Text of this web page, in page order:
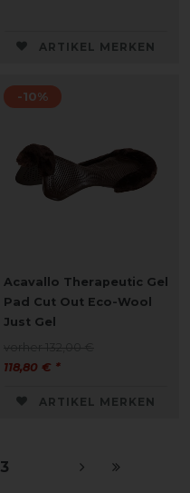
ARTIKEL MERKEN
-10%
Acavallo Therapeutic Gel
Pad Cut Out Eco-Wool
Just Gel
118,80 € *
ARTIKEL MERKEN
3